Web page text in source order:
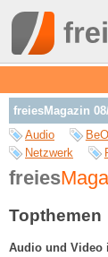
freiesMagazin
Audio
Netzwerk
freies
Topthemen
Audio und Video